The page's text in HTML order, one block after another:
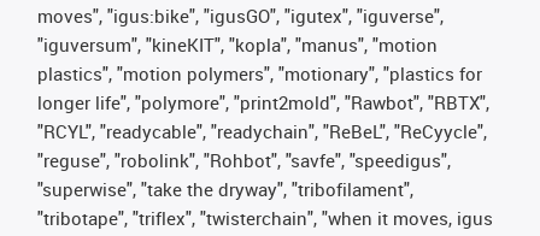
moves", "igus:bike", "igusGO", "igutex", "iguverse",
"iguversum", "kineKIT", "kopla", "manus", "motion
plastics", "motion polymers", "motionary", "plastics for
longer life", "polymore", "print2mold", "Rawbot", "RBTX",
"RCYL", "readycable", "readychain", "ReBeL", "ReCyycle",
"reguse", "robolink", "Rohbot", "savfe", "speedigus",
"superwise", "take the dryway", "tribofilament",
"tribotape", "triflex", "twisterchain", "when it moves, igus